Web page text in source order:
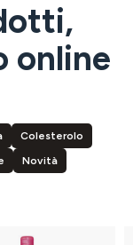
online
Colesterolo
Novità